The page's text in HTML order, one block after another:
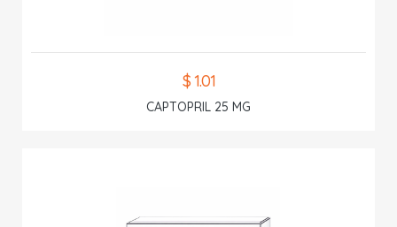
$ 1.01
CAPTOPRIL 25 MG